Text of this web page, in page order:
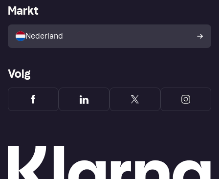
Winkeloverzicht
Kopersbescherming voor
consumenten
Zakelijke login
Markt
Nederland
Volg